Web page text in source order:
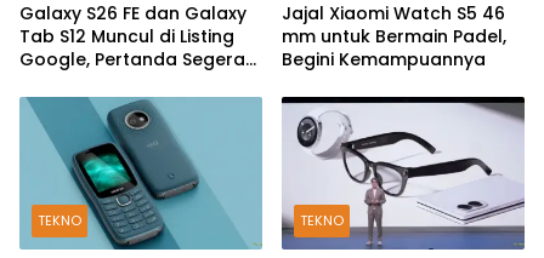
Galaxy S26 FE dan Galaxy
Tab S12 Muncul di Listing
Google, Pertanda Segera
Jajal Xiaomi Watch S5 46
mm untuk Bermain Padel,
Begini Kemampuannya
TEKNO TEKNO